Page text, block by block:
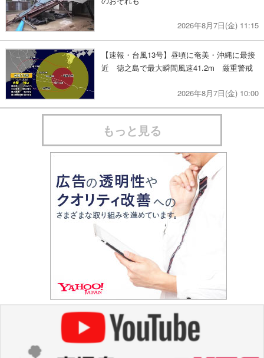
2026年8月7日(金) 11:15
【速報・台風13号】昼頃に奄美・沖縄に最接
近 徳之島で最大瞬間風速41.2m 厳重警戒
2026年8月7日(金) 10:00
もっと見る